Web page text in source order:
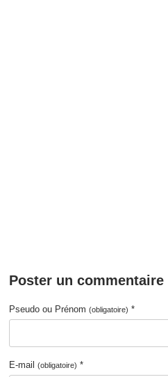
Poster un commentaire
Pseudo ou Prénom(obligatoire) *
E-mail(obligatoire) *